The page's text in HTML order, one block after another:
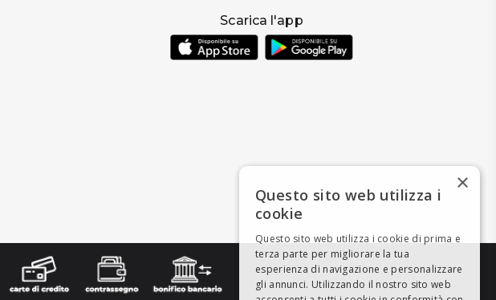
Scarica l'app
×
Questo sito web utilizza i
cookie
Questo sito web utilizza i cookie di prima e
terza parte per migliorare la tua
esperienza di navigazione e personalizzare
gli annunci. Utilizzando il nostro sito web